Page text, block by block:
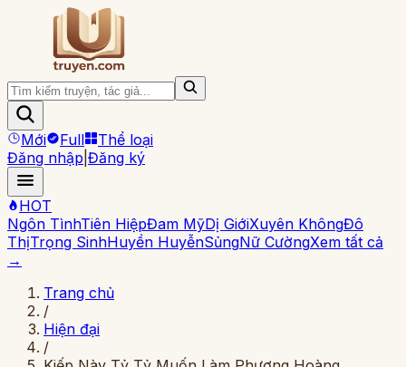
Mới Full
Thể loại
Đăng nhập Đăng ký
HOT
Ngôn TìnhTiên HiệpĐam MỹDị GiớiXuyên KhôngĐô
ThịTrọng SinhHuyền HuyễnSủngNữ CườngXem tất cả
→
Trang chủ
/
Hiện đại
/